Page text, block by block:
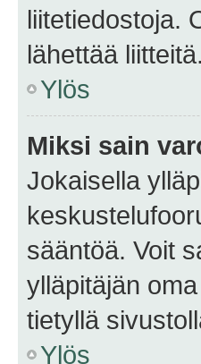
liitetiedostoja.
lähettää liitteitä.
Ylös
Miksi sain
Jokaisella
sääntöä. Voit
ylläpitäjän
tietyllä
Ylös